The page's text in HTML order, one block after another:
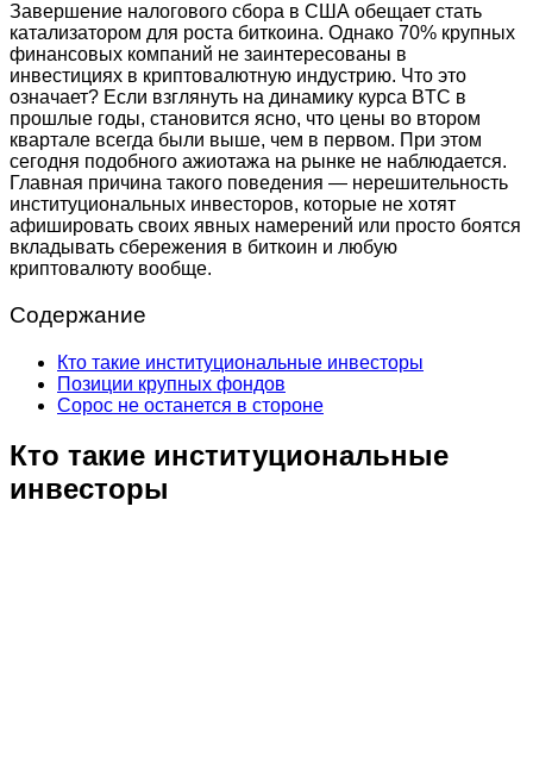
Завершение налогового сбора в США обещает стать
катализатором для роста биткоина. Однако 70% крупных
финансовых компаний не заинтересованы в
инвестициях в криптовалютную индустрию. Что это
означает? Если взглянуть на динамику курса BTC в
прошлые годы, становится ясно, что цены во втором
квартале всегда были выше, чем в первом. При этом
сегодня подобного ажиотажа на рынке не наблюдается.
Главная причина такого поведения — нерешительность
институциональных инвесторов, которые не хотят
афишировать своих явных намерений или просто боятся
вкладывать сбережения в биткоин и любую
криптовалюту вообще.
Содержание
Кто такие институциональные инвесторы
Позиции крупных фондов
Сорос не останется в стороне
Кто такие институциональные
инвесторы